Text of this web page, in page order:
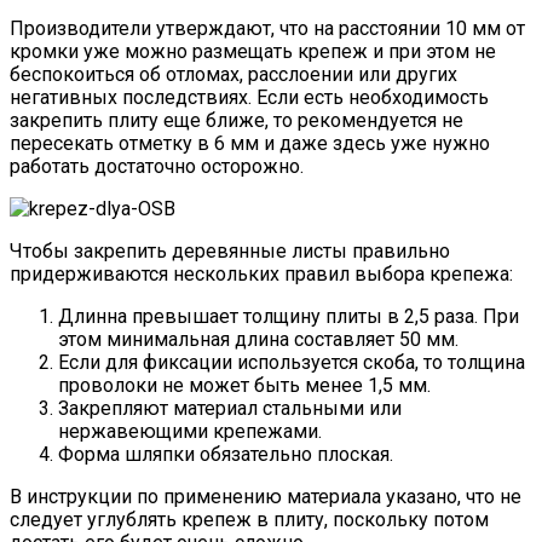
Производители утверждают, что на расстоянии 10 мм от
кромки уже можно размещать крепеж и при этом не
беспокоиться об отломах, расслоении или других
негативных последствиях. Если есть необходимость
закрепить плиту еще ближе, то рекомендуется не
пересекать отметку в 6 мм и даже здесь уже нужно
работать достаточно осторожно.
Чтобы закрепить деревянные листы правильно
придерживаются нескольких правил выбора крепежа:
Длинна превышает толщину плиты в 2,5 раза. При
этом минимальная длина составляет 50 мм.
Если для фиксации используется скоба, то толщина
проволоки не может быть менее 1,5 мм.
Закрепляют материал стальными или
нержавеющими крепежами.
Форма шляпки обязательно плоская.
В инструкции по применению материала указано, что не
следует углублять крепеж в плиту, поскольку потом